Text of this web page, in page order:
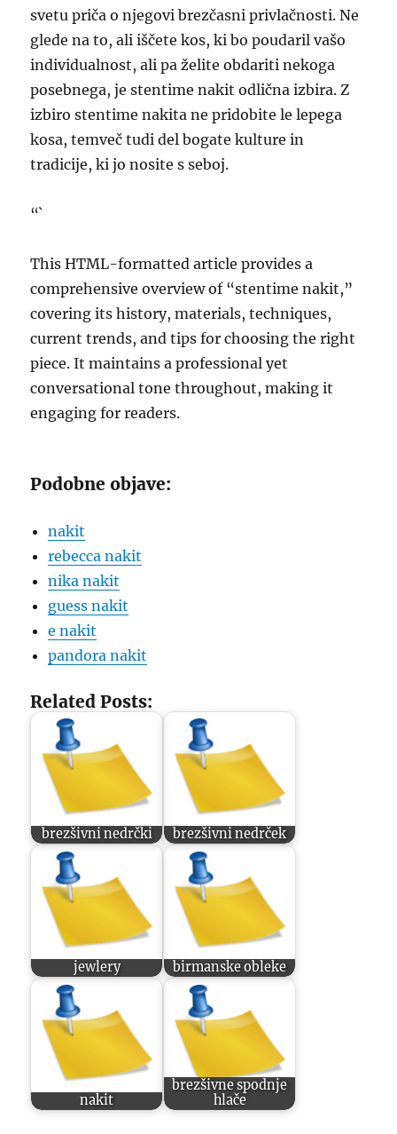
svetu priča o njegovi brezčasni privlačnosti. Ne
glede na to, ali iščete kos, ki bo poudaril vašo
individualnost, ali pa želite obdariti nekoga
posebnega, je stentime nakit odlična izbira. Z
izbiro stentime nakita ne pridobite le lepega
kosa, temveč tudi del bogate kulture in
tradicije, ki jo nosite s seboj.
“`
This HTML-formatted article provides a
comprehensive overview of “stentime nakit,”
covering its history, materials, techniques,
current trends, and tips for choosing the right
piece. It maintains a professional yet
conversational tone throughout, making it
engaging for readers.
Podobne objave:
nakit
rebecca nakit
nika nakit
guess nakit
e nakit
pandora nakit
Related Posts:
brezšivni nedrčki brezšivni nedrček
jewlery birmanske obleke
nakit
brezšivne spodnje
hlače